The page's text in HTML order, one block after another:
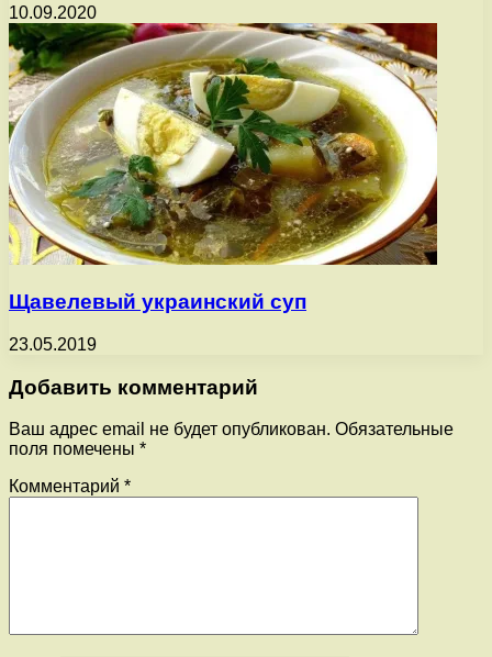
10.09.2020
Щавелевый украинский суп
23.05.2019
Добавить комментарий
Ваш адрес email не будет опубликован. Обязательные
поля помечены *
Комментарий *